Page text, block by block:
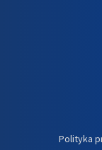
Polityka